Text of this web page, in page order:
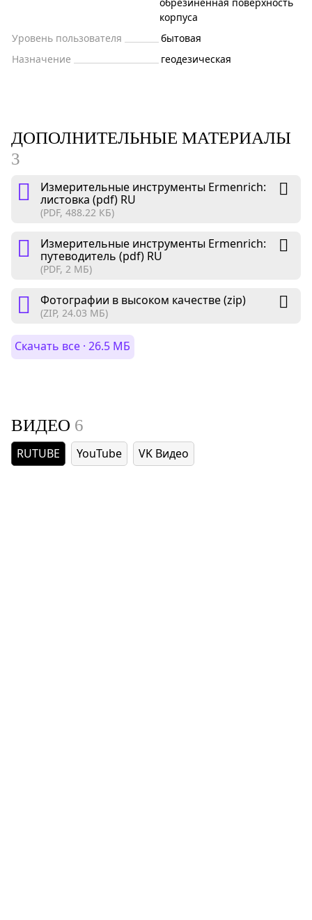
корпуса
Уровень пользователя
бытовая
Назначение
геодезическая
ДОПОЛНИТЕЛЬНЫЕ МАТЕРИАЛЫ
3
Измерительные инструменты Ermenrich:
листовка (pdf) RU
(PDF, 488.22 КБ)
Измерительные инструменты Ermenrich:
путеводитель (pdf) RU
(PDF, 2 МБ)
Фотографии в высоком качестве (zip)
(ZIP, 24.03 МБ)
Скачать все · 26.5 МБ
ВИДЕО 6
RUTUBE YouTube VK Видео